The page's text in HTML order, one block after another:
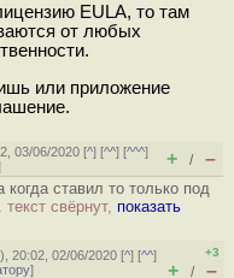
EULA, то там
от любых
или приложение
03/06/2020 [^] [^^] [^^^]
+ / –
ставил то только под
текст свёрнут, показать
), 20:02, 02/06/2020 [^] [^^]
]
+3
+ / –